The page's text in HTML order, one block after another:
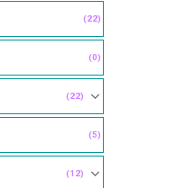
(22)
(0)
(22)
(5)
(12)